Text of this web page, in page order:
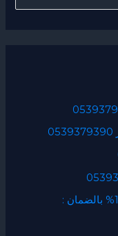
شركة عزل مسابح بمحايل عسير : خصم 15% بالضمان :